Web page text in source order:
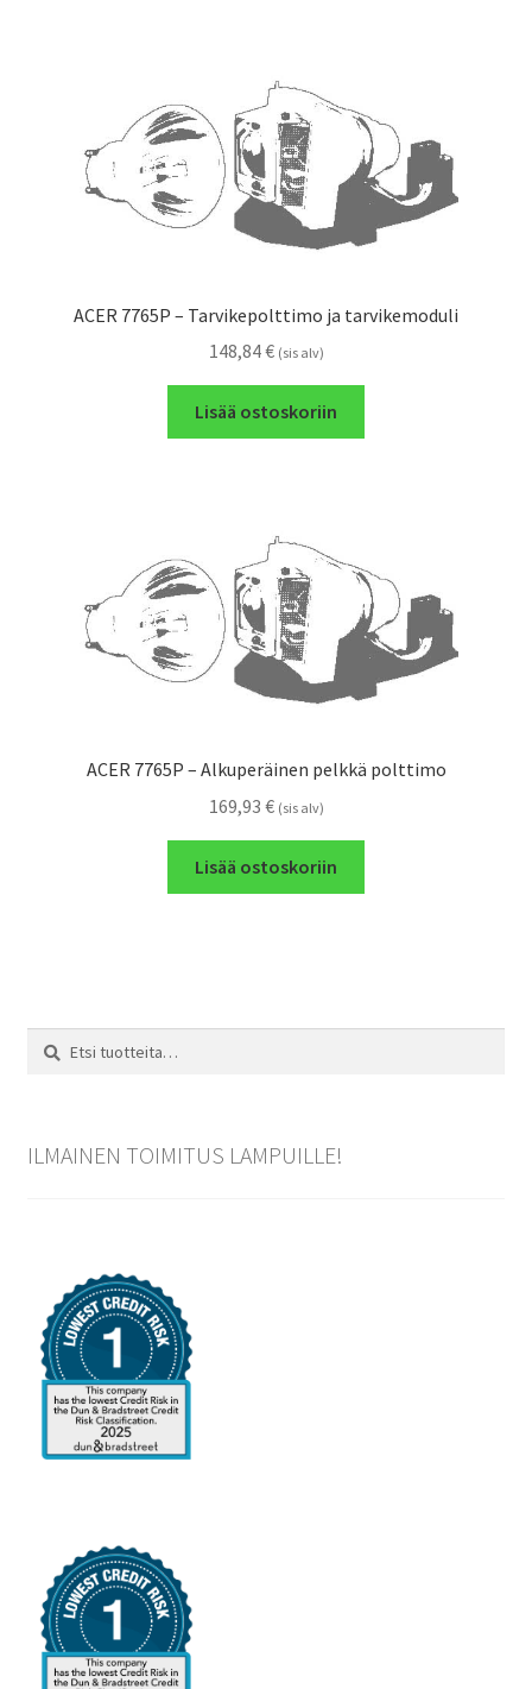
ACER 7765P – Tarvikepolttimo ja tarvikemoduli
148,84€ (sis alv)
Lisää ostoskoriin
ACER 7765P – Alkuperäinen pelkkä polttimo
169,93 € (sis alv)
Lisää ostoskoriin
Etsi:
Haku
ILMAINEN TOIMITUS LAMPUILLE!